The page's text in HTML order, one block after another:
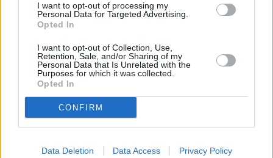
I want to opt-out of processing my
Personal Data for Targeted Advertising.
Opted In
I want to opt-out of Collection, Use,
Retention, Sale, and/or Sharing of my
Personal Data that Is Unrelated with the
Purposes for which it was collected.
Opted In
CONFIRM
Data Deletion Data Access Privacy Policy
O webu parabola.cz•O souborech cookies•
Dovolená u moře•Bazény